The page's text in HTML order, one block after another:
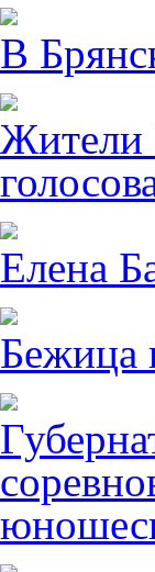
В
Жители
Елена
Бежица